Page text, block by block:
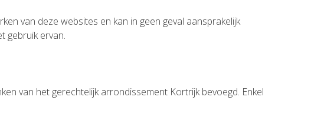
van deze websites en kan in geen geval aansprakelijk
gebruik ervan.
van het gerechtelijk arrondissement Kortrijk bevoegd. Enkel